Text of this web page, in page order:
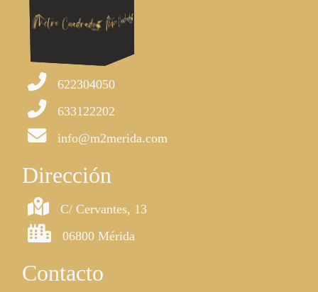
622304050
633122202
info@m2merida.com
Dirección
C/ Cervantes, 13
06800 Mérida
Contacto